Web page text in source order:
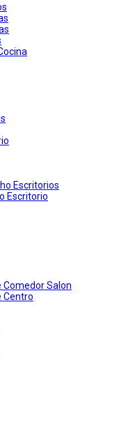
Escritorios
Escritorio
Comedor Salon
Centro